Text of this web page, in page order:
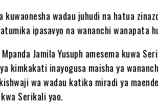
kuwaonesha wadau juhudi na hatua
ipasavyo na wananchi wanapata
Jamila Yusuph amesema kuwa
kimkakati inayogusa maisha ya
wa wadau katika miradi ya
Serikali yao.